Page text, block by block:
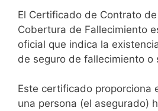
El Certificado de Contrato
Cobertura de Fallecimiento
oficial que indica la
de seguro de fallecimiento o
Este certificado proporciona
una persona (el asegurado)